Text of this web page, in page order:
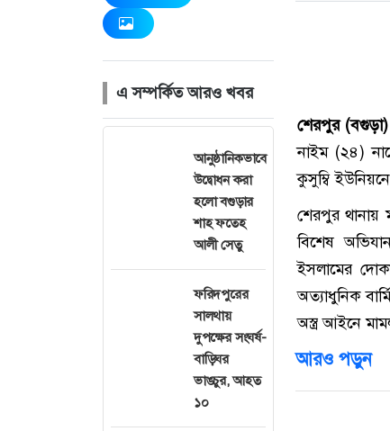
এ সম্পর্কিত আরও খবর
আনুষ্ঠানিকভাবে
উদ্বোধন করা
হলো বগুড়ার
শাহ ফতেহ
আলী সেতু
ফরিদপুরের
সালথায়
দুপক্ষের সংঘর্ষ-
বাড়িঘর
ভাঙচুর, আহত
১০
শেরপুর (বগুড়া)
নাইম (২৪)
কুসুম্বি
শেরপুর থানায়
বিশেষ
ইসলামের
অত্যাধুনিক
অস্ত্র আইনে
আরও পড়ুন